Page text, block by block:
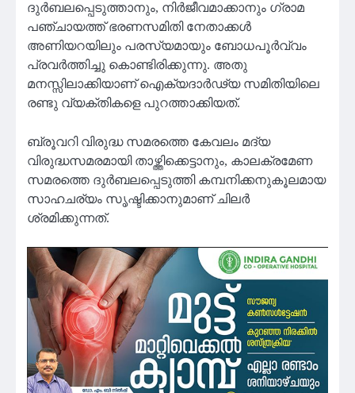
ദുർബലപ്പെടുത്താനും, നിർജീവമാക്കാനും ഗ്രാമ
പഞ്ചായത്ത് ഭരണസമിതി നേതാക്കൾ
അണിയറയിലും പരസ്യമായും ബോധപൂർവ്വം
പ്രവർത്തിച്ചു കൊണ്ടിരിക്കുന്നു. അതു
മനസ്സിലാക്കിയാണ് ഐക്യദാർഢ്യ സമിതിയിലെ
രണ്ടു വ്യക്തികളെ പുറത്താക്കിയത്.
ബ്രൂവറി വിരുദ്ധ സമരത്തെ കേവലം മദ്യ
വിരുദ്ധസമരമായി താഴ്ത്തിക്കെട്ടാനും, കാലക്രമേണ
സമരത്തെ ദുർബലപ്പെടുത്തി കമ്പനിക്കനുകൂലമായ
സാഹചര്യം സൃഷ്ടിക്കാനുമാണ് ചിലർ
ശ്രമിക്കുന്നത്.